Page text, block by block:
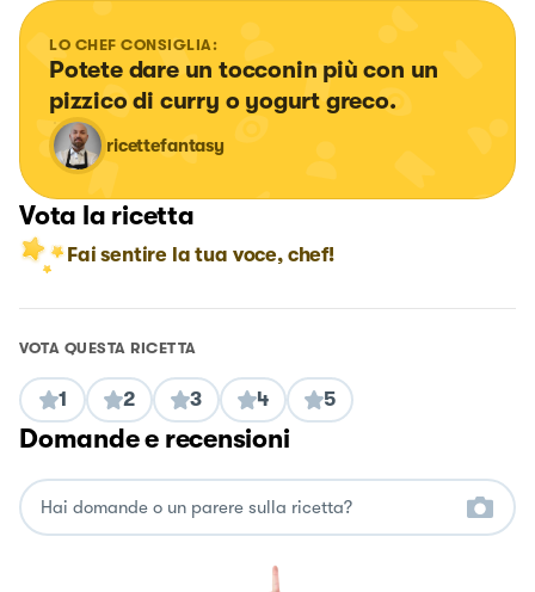
LO CHEF CONSIGLIA:
Potete dare un tocconin più con un
pizzico di curry o yogurt greco.
ricettefantasy
Vota la ricetta
Fai sentire la tua voce, chef!
VOTA QUESTA RICETTA
1 2 3 4 5
Domande e recensioni